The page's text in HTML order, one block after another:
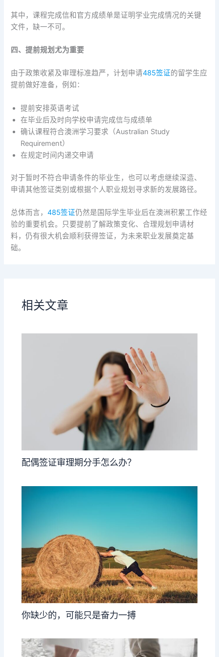
其中，课程完成信和官方成绩单是证明学业完成情况的关键
文件，缺一不可。
四、提前规划尤为重要
由于政策收紧及审理标准趋严，计划申请485签证的留学生应
提前做好准备，例如：
提前安排英语考试
在毕业后及时向学校申请完成信与成绩单
确认课程符合澳洲学习要求（Australian Study
Requirement）
在规定时间内递交申请
对于暂时不符合申请条件的毕业生，也可以考虑继续深造、
申请其他签证类别或根据个人职业规划寻求新的发展路径。
总体而言，485签证仍然是国际学生毕业后在澳洲积累工作经
验的重要机会。只要提前了解政策变化、合理规划申请材
料，仍有很大机会顺利获得签证，为未来职业发展奠定基
础。
相关文章
配偶签证审理期分手怎么办？
你缺少的，可能只是奋力一搏